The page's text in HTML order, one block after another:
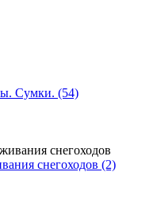
Сумки. (54)
снегоходов (2)